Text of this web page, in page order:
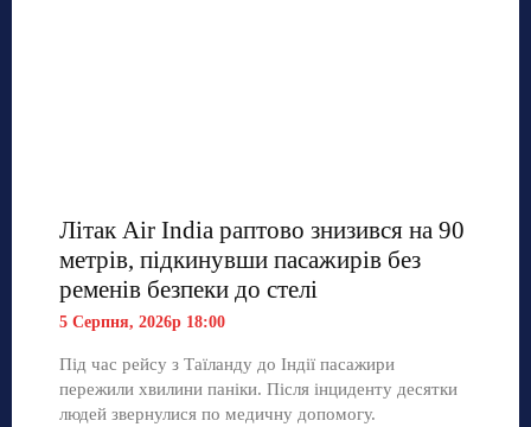
Літак Air India раптово знизився на 90
метрів, підкинувши пасажирів без
ременів безпеки до стелі
5 Серпня, 2026р 18:00
Під час рейсу з Таїланду до Індії пасажири
пережили хвилини паніки. Після інциденту десятки
людей звернулися по медичну допомогу.